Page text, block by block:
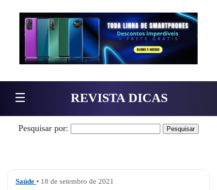
Pular para o conteúdo
☰ REVISTA DICAS
Pesquisar por:
Saúde • 18 de setembro de 2021